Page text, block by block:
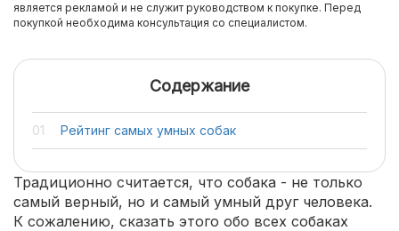
является рекламой и не служит руководством к покупке. Перед
покупкой необходима консультация со специалистом.
Содержание
Рейтинг самых умных собак
Традиционно считается, что собака - не только
самый верный, но и самый умный друг человека.
К сожалению, сказать этого обо всех собаках